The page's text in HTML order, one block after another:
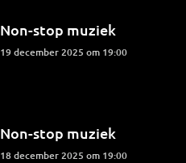
Non-stop muziek
19 december 2025 om 19:00
Non-stop muziek
18 december 2025 om 19:00